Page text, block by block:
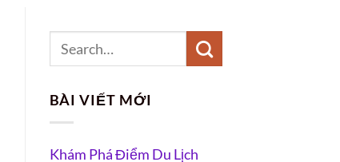
BÀI VIẾT MỚI
Khám Phá Điểm Du Lịch